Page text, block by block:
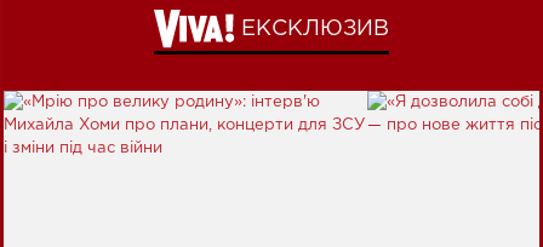
ЕКСКЛЮЗИВ